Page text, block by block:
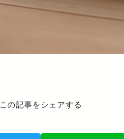
この記事をシェアする